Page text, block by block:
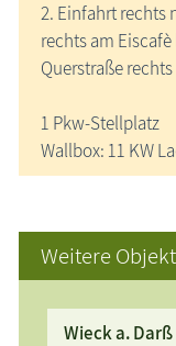
2. Einfahrt rechts
rechts am
Querstraße rechts
1 Pkw-Stellplatz
Wallbox: 11 KW
Weitere
Wieck a.